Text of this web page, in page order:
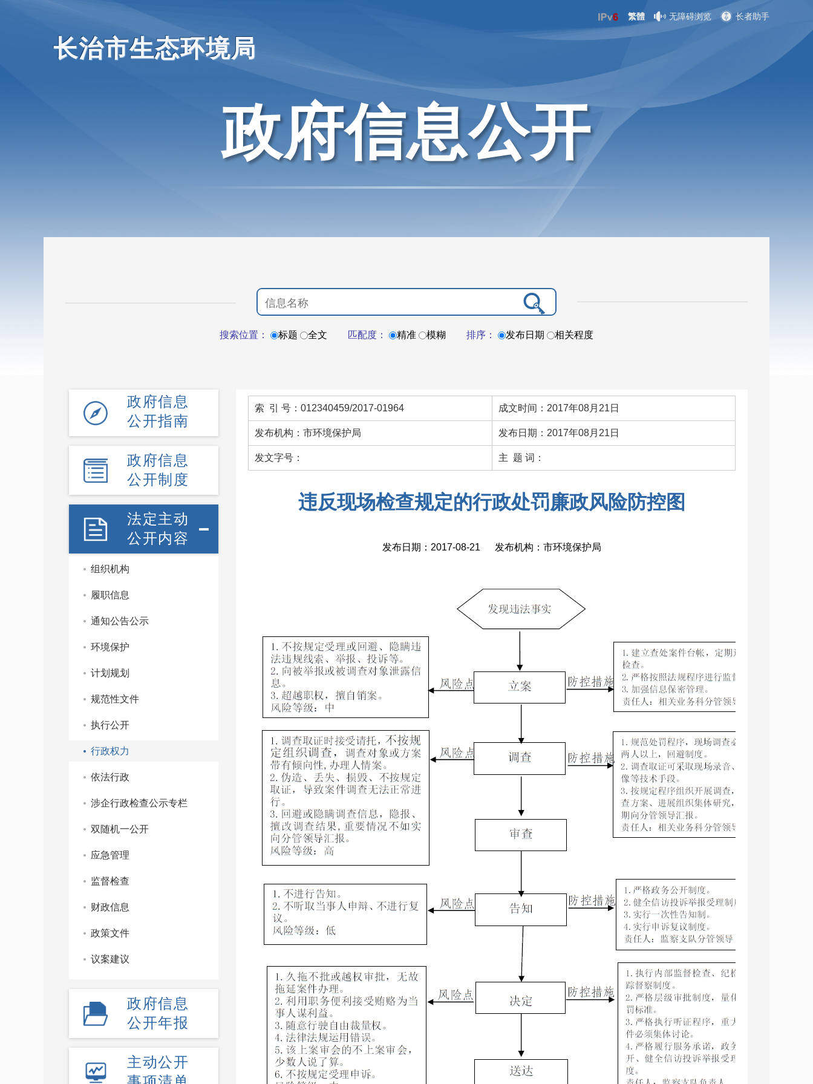
长治市生态环境局
繁體 无障碍浏览 长者助手
政府信息公开
搜索位置： 标题 全文 匹配度： 精准 模糊 排序： 发布日期 相关程度
政府信息
公开指南
政府信息
公开制度
法定主动
公开内容
组织机构
履职信息
通知公告公示
环境保护
计划规划
规范性文件
执行公开
行政权力
依法行政
涉企行政检查公示专栏
双随机一公开
应急管理
监督检查
财政信息
政策文件
议案建议
政府信息
公开年报
主动公开
索 引 号：012340459/2017-01964 成文时间：2017年08月21日
发布机构：市环境保护局 发布日期：2017年08月21日
发文字号： 主 题 词：
违反现场检查规定的行政处罚廉政风险防控图
发布日期：2017-08-21 发布机构：市环境保护局